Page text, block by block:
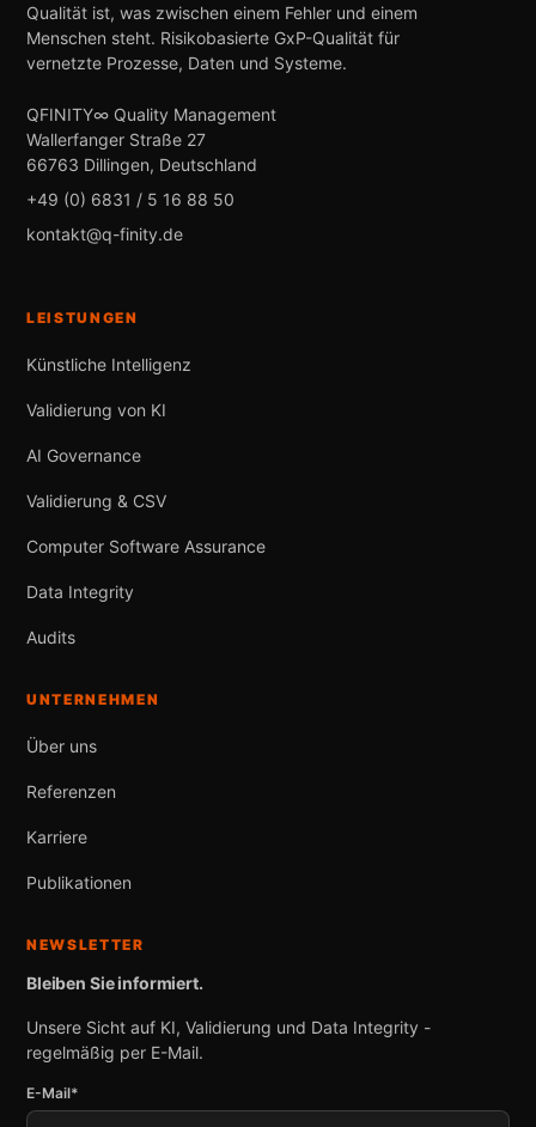
Qualität ist, was zwischen einem Fehler und einem
Menschen steht. Risikobasierte GxP-Qualität für
vernetzte Prozesse, Daten und Systeme.
QFINITY∞ Quality Management
Wallerfanger Straße 27
66763 Dillingen, Deutschland
+49 (0) 6831 / 5 16 88 50
kontakt@q-finity.de
LEISTUNGEN
Künstliche Intelligenz
Validierung von KI
AI Governance
Validierung & CSV
Computer Software Assurance
Data Integrity
Audits
UNTERNEHMEN
Über uns
Referenzen
Karriere
Publikationen
NEWSLETTER
Bleiben Sie informiert.
Unsere Sicht auf KI, Validierung und Data Integrity -
regelmäßig per E-Mail.
E-Mail*